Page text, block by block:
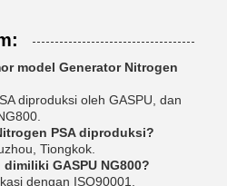
model Generator Nitrogen
diproduksi oleh GASPU, dan
PSA diproduksi?
Tiongkok.
GASPU NG800?
dengan ISO90001,